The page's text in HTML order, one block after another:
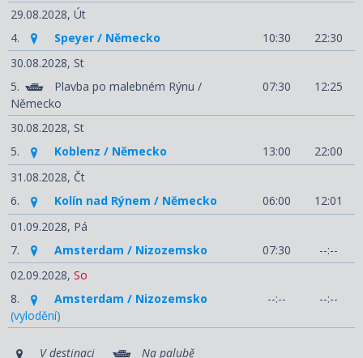
29.08.2028, Út
4.
Speyer / Německo 10:30
22:30
30.08.2028, St
5.
Plavba po malebném Rýnu /
Německo
07:30 12:25
30.08.2028, St
5.
Koblenz / Německo 13:00
22:00
31.08.2028, Čt
6.
Kolín nad Rýnem / Německo 06:00
12:01
01.09.2028, Pá
7.
Amsterdam / Nizozemsko 07:30
--:--
02.09.2028, So
8.
Amsterdam / Nizozemsko
(vylodění)
--:-- --:--
V destinaci Na palubě